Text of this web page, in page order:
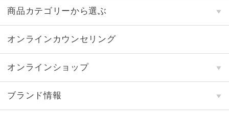
商品カテゴリーから選ぶ
オンラインカウンセリング
オンラインショップ
ブランド情報